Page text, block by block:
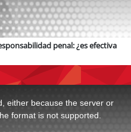
penal: ¿es efectiva
either because the server or
format is not supported.